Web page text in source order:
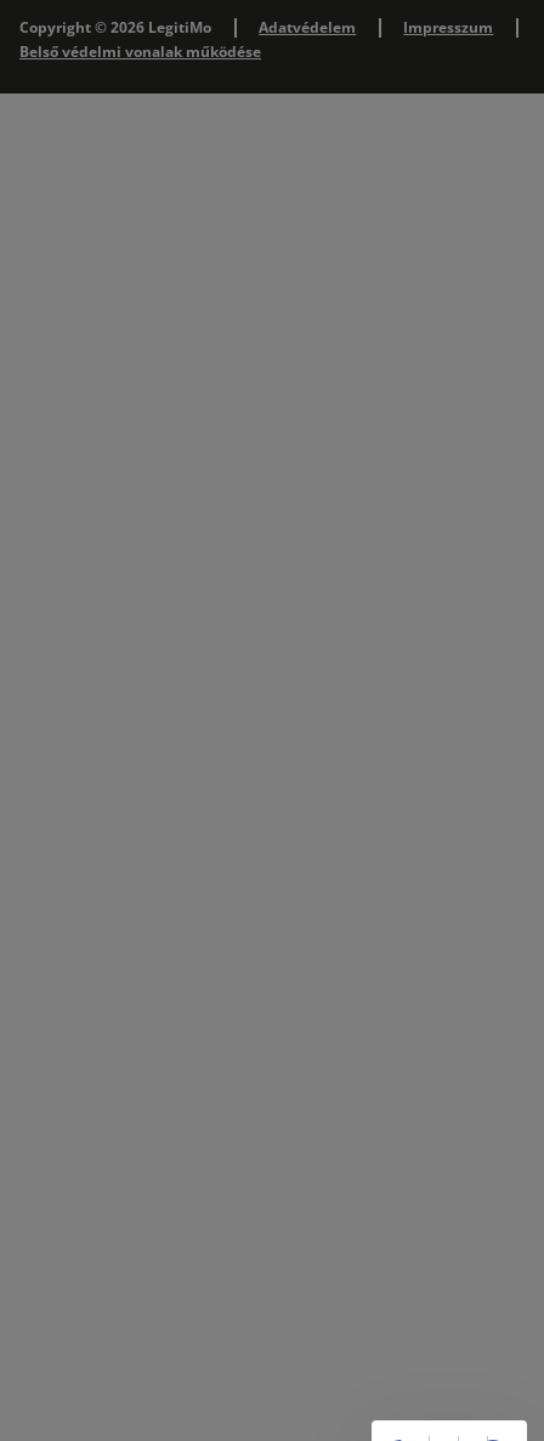
Copyright © 2026 LegitiMo Adatvédelem
Impresszum
Belső védelmi vonalak működése